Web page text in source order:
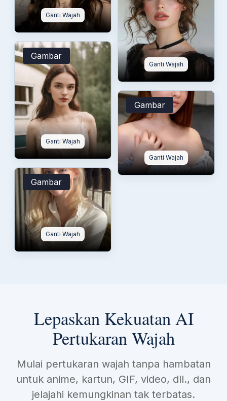
Ganti Wajah
Gambar
Ganti Wajah
Gambar
Ganti Wajah
Ganti Wajah
Gambar
Ganti Wajah
Lepaskan Kekuatan AI
Pertukaran Wajah
Mulai pertukaran wajah tanpa hambatan
untuk anime, kartun, GIF, video, dll., dan
jelajahi kemungkinan tak terbatas.